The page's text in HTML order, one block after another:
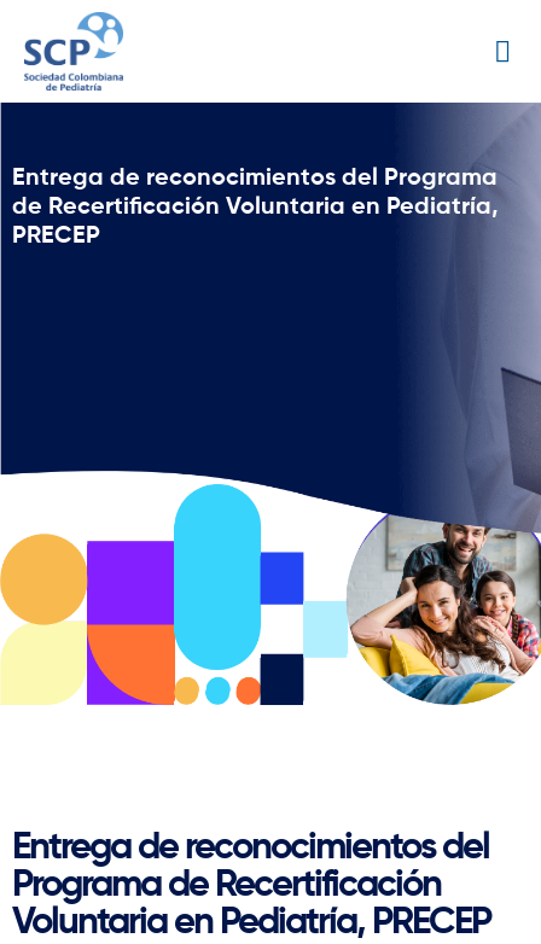
Entrega de reconocimientos del Programa
de Recertificación Voluntaria en Pediatría,
PRECEP
Entrega de reconocimientos del
Programa de Recertificación
Voluntaria en Pediatría, PRECEP